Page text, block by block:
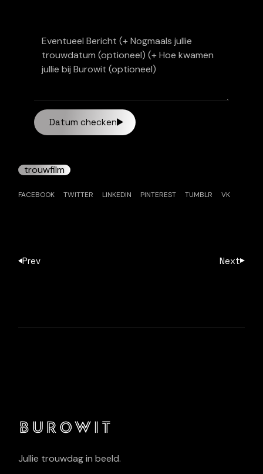
Datum checken
trouwfilm
FACEBOOK TWITTER LINKEDIN PINTEREST TUMBLR VK
Prev Next
Jullie trouwdag in beeld.